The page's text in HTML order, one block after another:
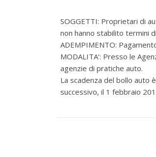
SOGGETTI: Proprietari di
non hanno stabilito termini
ADEMPIMENTO:
MODALITA’: Presso le
agenzie di pratiche auto.
La scadenza del bollo auto
successivo, il 1 febbraio